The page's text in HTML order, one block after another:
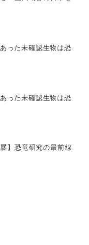
った未確認生物は恐
った未確認生物は恐
】恐竜研究の最前線